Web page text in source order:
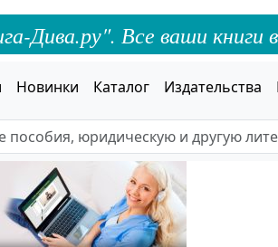
Дива.ру". Все ваши книги
Новинки Каталог Издательства